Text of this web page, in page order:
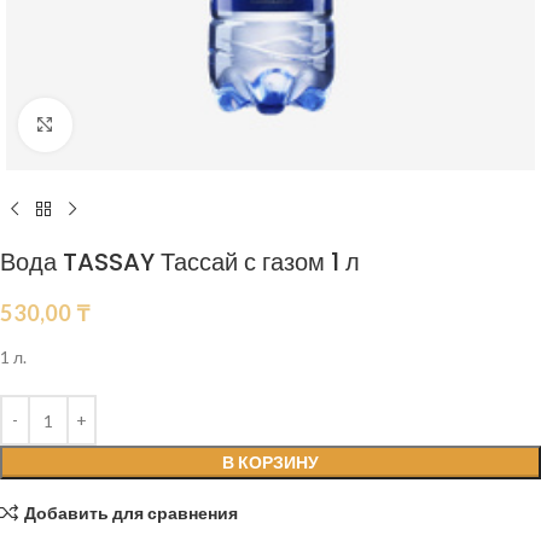
Вода TASSAY Тассай с газом 1 л
530,00 ₸
1 л.
В КОРЗИНУ
Добавить для сравнения